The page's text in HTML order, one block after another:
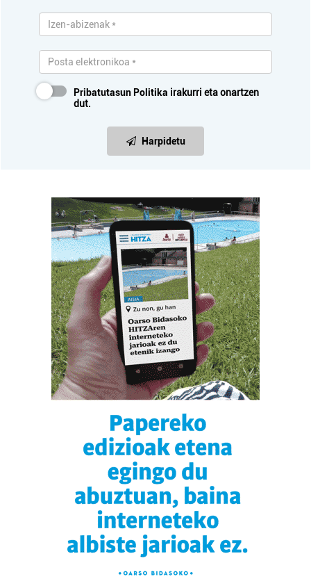
Pribatutasun Politika irakurri eta onartzen
dut.
Harpidetu